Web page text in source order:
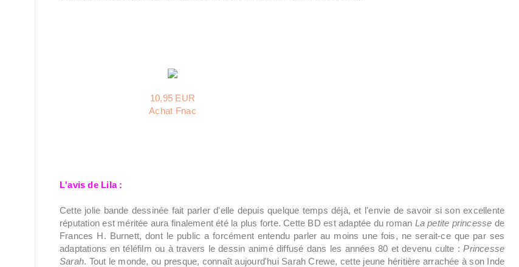
10,95 EUR
Achat Fnac
L'avis de Lila :
Cette jolie bande dessinée fait parler d'elle depuis quelque temps déjà, et l'envie de savoir si son excellente
réputation est méritée aura finalement été la plus forte. Cette BD est adaptée du roman La petite princesse de
Frances H. Burnett, dont le public a forcément entendu parler au moins une fois, ne serait-ce que par ses
adaptations en téléfilm ou à travers le dessin animé diffusé dans les années 80 et devenu culte :Princesse
Sarah. Tout le monde, ou presque, connaît aujourd'hui Sarah Crewe, cette jeune héritière arrachée à son Inde